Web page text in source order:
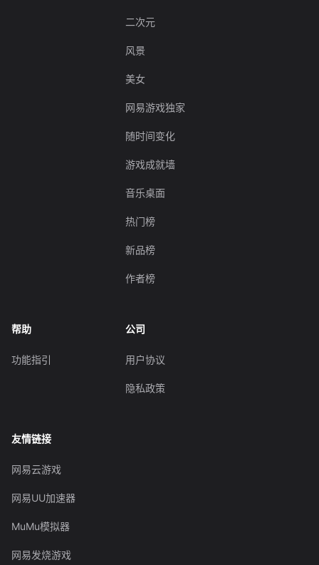
二次元
风景
美女
网易游戏独家
随时间变化
游戏成就墙
音乐桌面
热门榜
新品榜
作者榜
帮助
功能指引
公司
用户协议
隐私政策
友情链接
网易云游戏
网易UU加速器
MuMu模拟器
网易发烧游戏